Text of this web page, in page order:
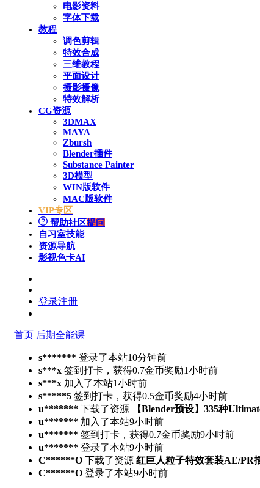
电影资料
字体下载
教程
调色剪辑
特效合成
三维教程
平面设计
摄影摄像
特效解析
CG资源
3DMAX
MAYA
Zbursh
Blender插件
Substance Painter
3D模型
WIN版软件
MAC版软件
VIP专区
帮助社区提问
自习室技能
资源导航
影视色卡AI
登录注册
首页 后期全能课
s******* 登录了本站10分钟前
s***x 签到打卡，获得0.7金币奖励1小时前
s***x 加入了本站1小时前
s*****5 签到打卡，获得0.5金币奖励4小时前
u******* 下载了资源 【Blender预设】335种
u******* 加入了本站9小时前
u******* 签到打卡，获得0.7金币奖励9小时前
u******* 登录了本站9小时前
C******O 下载了资源 红巨人粒子特效套装AE/PR
C******O 登录了本站9小时前